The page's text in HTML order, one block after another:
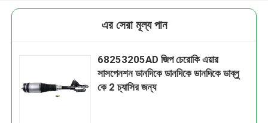
এর সেরা মূল্য পান
68253205AD জিপ চেরোকি এয়ার
সাসপেনশন ডানদিকে ডানদিকে ডানদিকে ডাব্লু
কে 2 চ্যাসির জন্য